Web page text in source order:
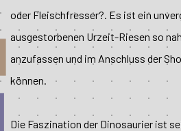
oder Fleischfresser?. Es ist ein
ausgestorbenen Urzeit-Riesen so
anzufassen und im Anschluss der
können.
Die Faszination der Dinosaurier ist